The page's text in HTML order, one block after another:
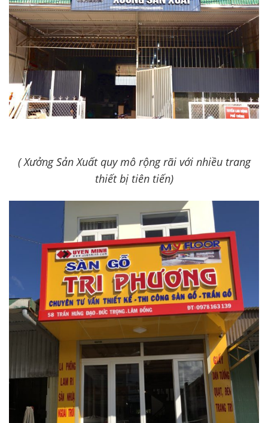
( Xưởng Sản Xuất quy mô rộng rãi với nhiều trang
thiết bị tiên tiến)